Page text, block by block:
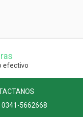
efectivo
0341-5662668